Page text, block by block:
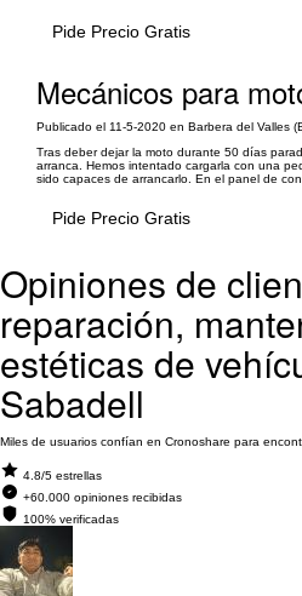
Pide Precio Gratis
Mecánicos para
Publicado el 11-5-2020 en Barbera del Valles
Tras deber dejar la moto durante 50 días
arranca. Hemos intentado cargarla con una
sido capaces de arrancarlo. En el panel de
Pide Precio Gratis
Opiniones de
reparación,
estéticas de
Sabadell
Miles de usuarios confían en Cronoshare para
4.8/5 estrellas
+60.000 opiniones recibidas
100% verificadas